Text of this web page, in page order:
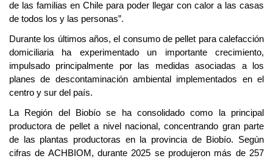
de las familias en Chile para poder llegar con calor a las casas
de todos los y las personas”.
Durante los últimos años, el consumo de pellet para calefacción
domiciliaria ha experimentado un importante crecimiento,
impulsado principalmente por las medidas asociadas a los
planes de descontaminación ambiental implementados en el
centro y sur del país.
La Región del Biobío se ha consolidado como la principal
productora de pellet a nivel nacional, concentrando gran parte
de las plantas productoras en la provincia de Biobío. Según
cifras de ACHBIOM, durante 2025 se produjeron más de 257